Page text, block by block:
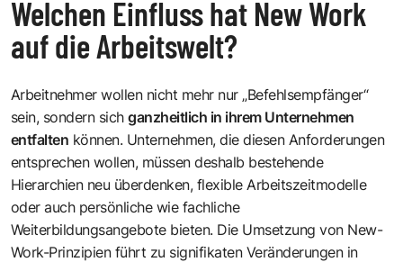
Welchen Einfluss hat New Work
auf die Arbeitswelt?
Arbeitnehmer wollen nicht mehr nur „Befehlsempfänger“
sein, sondern sichganzheitlich in ihrem Unternehmen
entfalten können. Unternehmen, die diesen Anforderungen
entsprechen wollen, müssen deshalb bestehende
Hierarchien neu überdenken, flexible Arbeitszeitmodelle
oder auch persönliche wie fachliche
Weiterbildungsangebote bieten. Die Umsetzung von New-
Work-Prinzipien führt zu signifikaten Veränderungen in